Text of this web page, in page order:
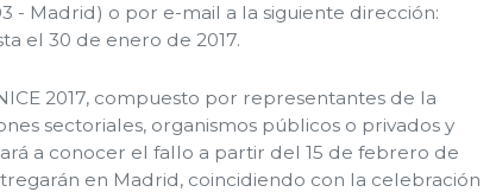
- Madrid) o por e-mail a la siguiente dirección:
el 30 de enero de 2017.
2017, compuesto por representantes de la
sectoriales, organismos públicos o privados y
a conocer el fallo a partir del 15 de febrero de
en Madrid, coincidiendo con la celebración